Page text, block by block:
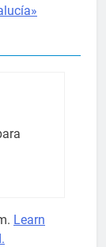
Learn